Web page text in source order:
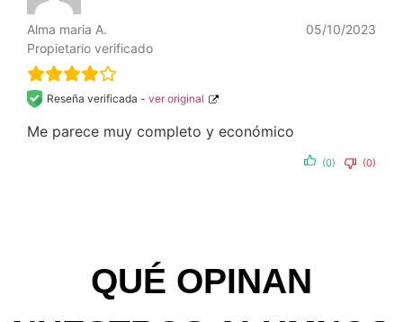
Alma maria A.
Propietario verificado
05/10/2023
Reseña verificada - ver original
Me parece muy completo y económico
(0) (0)
QUÉ OPINAN